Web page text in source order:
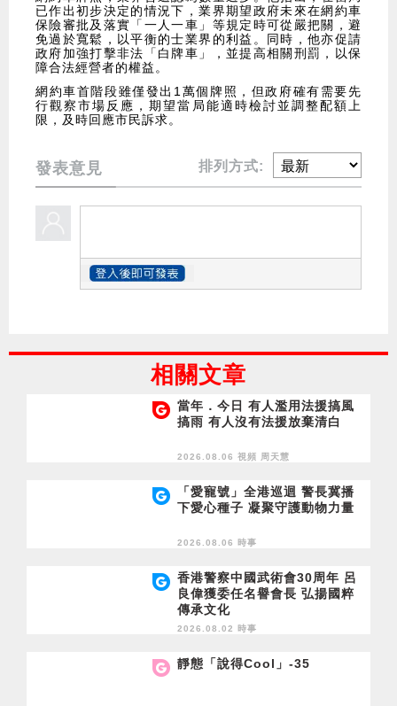
已作出初步決定的情況下，業界期望政府未來在網約車
保險審批及落實「一人一車」等規定時可從嚴把關，避
免過於寬鬆，以平衡的士業界的利益。同時，他亦促請
政府加強打擊非法「白牌車」，並提高相關刑罰，以保
障合法經營者的權益。
網約車首階段雖僅發出1萬個牌照，但政府確有需要先
行觀察市場反應，期望當局能適時檢討並調整配額上
限，及時回應市民訴求。
發表意見 排列方式:
相關文章
當年．今日 有人濫用法援搞風
搞雨 有人沒有法援放棄清白
2026.08.06 視頻 周天慧
「愛寵號」全港巡迴 警長冀播
下愛心種子 凝聚守護動物力量
2026.08.06 時事
香港警察中國武術會30周年 呂
良偉獲委任名譽會長 弘揚國粹
傳承文化
2026.08.02 時事
靜態「說得Cool」-35